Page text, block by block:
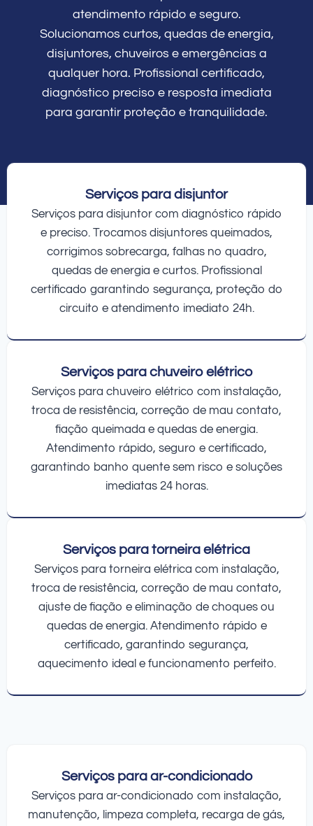
atendimento rápido e seguro.
Solucionamos curtos, quedas de energia,
disjuntores, chuveiros e emergências a
qualquer hora. Profissional certificado,
diagnóstico preciso e resposta imediata
para garantir proteção e tranquilidade.
Serviços para disjuntor
Serviços para disjuntor com diagnóstico rápido
e preciso. Trocamos disjuntores queimados,
corrigimos sobrecarga, falhas no quadro,
quedas de energia e curtos. Profissional
certificado garantindo segurança, proteção do
circuito e atendimento imediato 24h.
Serviços para chuveiro elétrico
Serviços para chuveiro elétrico com instalação,
troca de resistência, correção de mau contato,
fiação queimada e quedas de energia.
Atendimento rápido, seguro e certificado,
garantindo banho quente sem risco e soluções
imediatas 24 horas.
Serviços para torneira elétrica
Serviços para torneira elétrica com instalação,
troca de resistência, correção de mau contato,
ajuste de fiação e eliminação de choques ou
quedas de energia. Atendimento rápido e
certificado, garantindo segurança,
aquecimento ideal e funcionamento perfeito.
Serviços para ar-condicionado
Serviços para ar-condicionado com instalação,
manutenção, limpeza completa, recarga de gás,